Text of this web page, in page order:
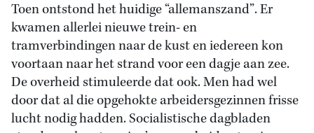
Toen ontstond het huidige “allemanszand”. Er
kwamen allerlei nieuwe trein- en
tramverbindingen naar de kust en iedereen kon
voortaan naar het strand voor een dagje aan zee.
De overheid stimuleerde dat ook. Men had wel
door dat al die opgehokte arbeidersgezinnen frisse
lucht nodig hadden. Socialistische dagbladen